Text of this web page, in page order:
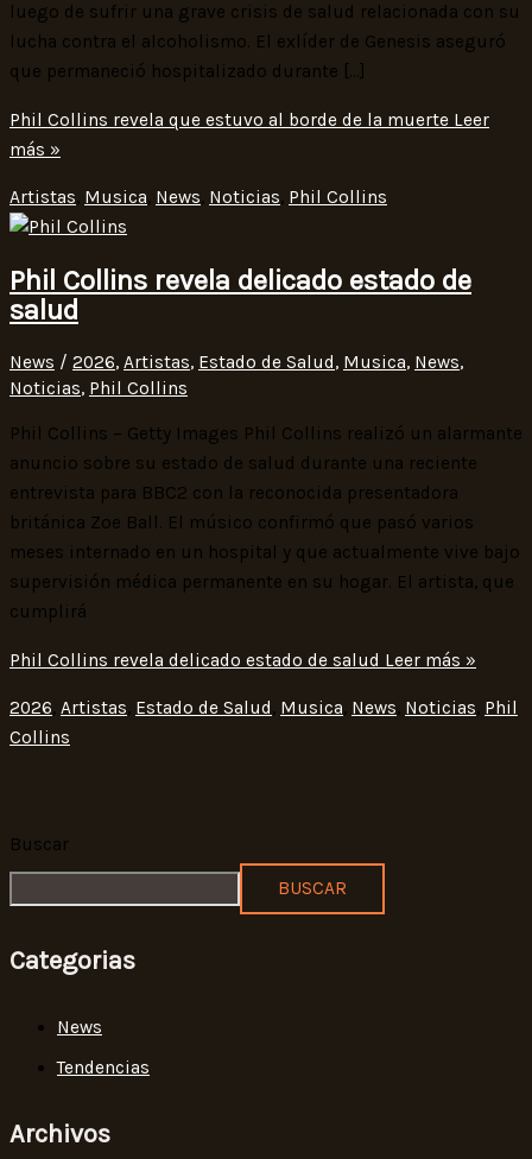
luego de sufrir una grave crisis de salud relacionada con su
lucha contra el alcoholismo. El exlíder de Genesis aseguró
que permaneció hospitalizado durante […]
Phil Collins revela que estuvo al borde de la muerte Leer
más »
Artistas, Musica, News, Noticias, Phil Collins
Phil Collins revela delicado estado de
salud
News / 2026, Artistas, Estado de Salud, Musica, News,
Noticias, Phil Collins
Phil Collins – Getty Images Phil Collins realizó un alarmante
anuncio sobre su estado de salud durante una reciente
entrevista para BBC2 con la reconocida presentadora
británica Zoe Ball. El músico confirmó que pasó varios
meses internado en un hospital y que actualmente vive bajo
supervisión médica permanente en su hogar. El artista, que
cumplirá
Phil Collins revela delicado estado de salud Leer más »
2026, Artistas, Estado de Salud, Musica, News, Noticias, Phil
Collins
Buscar
BUSCAR
Categorias
News
Tendencias
Archivos